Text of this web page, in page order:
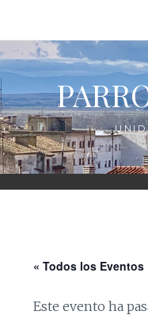
contenido
« Todos los Eventos
Este evento ha